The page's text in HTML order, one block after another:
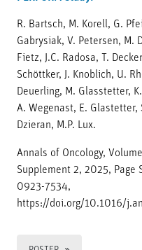
R. Bartsch, M. Korell, G.
Gabrysiak, V. Petersen, M.
Fietz, J.C. Radosa, T.
Schöttker, J. Knoblich, U.
Deuerling, M. Glasstetter,
A. Wegenast, E. Glastetter,
Dzieran, M.P. Lux.
Annals of Oncology,
Supplement 2, 2025, Page
0923-7534,
https://doi.org/10.1016/